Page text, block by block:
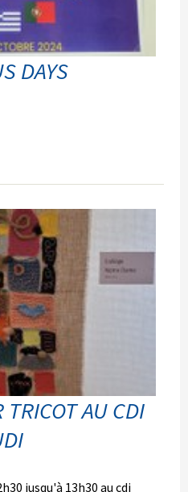
DAYS
TRICOT AU CDI
jusqu'à 13h30 au cdi